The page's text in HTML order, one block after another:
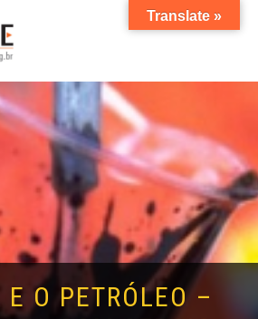
O PETRÓLEO –
Translate »